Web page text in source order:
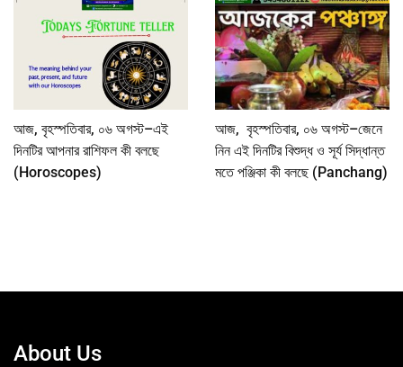
আজ, বৃহস্পতিবার, ০৬ অগস্ট–এই
দিনটির আপনার রাশিফল কী বলছে
(Horoscopes)
আজ, বৃহস্পতিবার, ০৬ অগস্ট–জেনে
নিন এই দিনটির বিশুদ্ধ ও সূর্য সিদ্ধান্ত
মতে পঞ্জিকা কী বলছে (Panchang)
About Us